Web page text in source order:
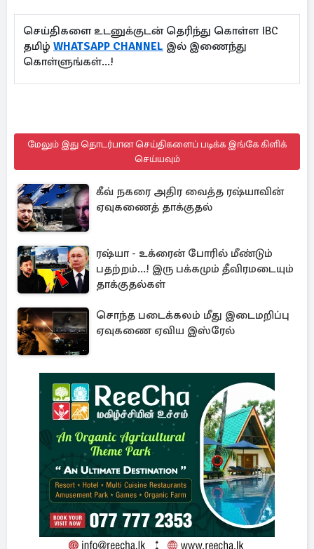
செய்திகளை உடனுக்குடன் தெரிந்து கொள்ள IBC
தமிழ் WHATSAPP CHANNEL இல் இணைந்து
கொள்ளுங்கள்...!
மேலும் இது தொடர்பான செய்திகளைப் படிக்க இங்கே கிளிக்
செய்யவும்
கீவ் நகரை அதிர வைத்த ரஷ்யாவின்
ஏவுகணைத் தாக்குதல்
ரஷ்யா - உக்ரைன் போரில் மீண்டும்
பதற்றம்...! இரு பக்கமும் தீவிரமடையும்
தாக்குதல்கள்
சொந்த படைக்கலம் மீது இடைமறிப்பு
ஏவுகணை ஏவிய இஸ்ரேல்